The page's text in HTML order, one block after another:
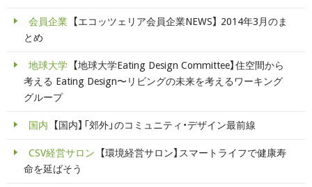
会員企業
【エコッツェリア会員企業NEWS】 2014年3月のま
とめ
地球大学
【地球大学Eating Design Committee】住空間から
考える Eating Design〜リビングの未来を考えるワーキング
グループ
国内 【国内】「郊外」のコミュニティ・デザイン最前線
CSV経営サロン
【環境経営サロン】スマートライフで健康寿
命を延ばそう